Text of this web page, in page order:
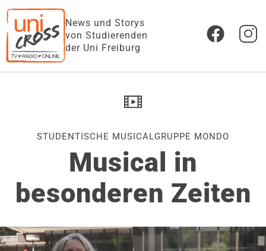
News und Storys
von Studierenden
der Uni Freiburg
STUDENTISCHE MUSICALGRUPPE MONDO
Musical in
besonderen Zeiten